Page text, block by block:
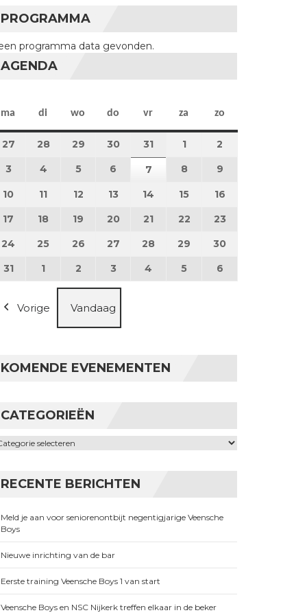
PROGRAMMA
programma data gevonden.
AGENDA
ma maandag
di dinsdag
wo woensdag
do donderdag
vr vrijdag
za zaterdag
zo
27 27 juli 2026
28 28 juli 2026
29 29 juli 2026
3030 juli 2026
31 31 juli 2026
11 augustus 2026
2
3 3 augustus 2026
4 4 augustus 2026
55 augustus 2026
6 6 augustus 2026
7 7 augustus 2026
8 8 augustus 2026
9
10 10 augustus 2026
11 11 augustus 2026
12 12 augustus 2026
13 13 augustus 2026
14 14 augustus 2026
15 15 augustus 2026
16
17 17 augustus 2026
18 18 augustus 2026
19 19 augustus 2026
20 20 augustus 2026
21 21 augustus 2026
22 22 augustus 2026
23
24 24 augustus 2026
25 25 augustus 2026
26 26 augustus 2026
27 27 augustus 2026
28 28 augustus 2026
29 29 augustus 2026
30
3131 augustus 2026
1 1 september 2026
2 2 september 2026
3 3 september 2026
4 4 september 2026
5 5 september 2026
6
Vorige Vandaag
KOMENDE EVENEMENTEN
CATEGORIEËN
RECENTE BERICHTEN
Meld je aan voor seniorenontbijt negentigjarige Veensche
Boys
Nieuwe inrichting van de bar
Eerste training Veensche Boys 1 van start
Veensche Boys en NSC Nijkerk treffen elkaar in de beker